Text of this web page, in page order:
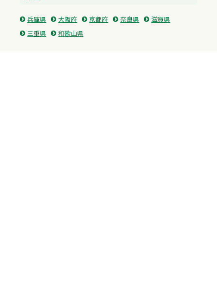
兵庫県 大阪府 京都府 奈良県
滋賀県
三重県
和歌山県